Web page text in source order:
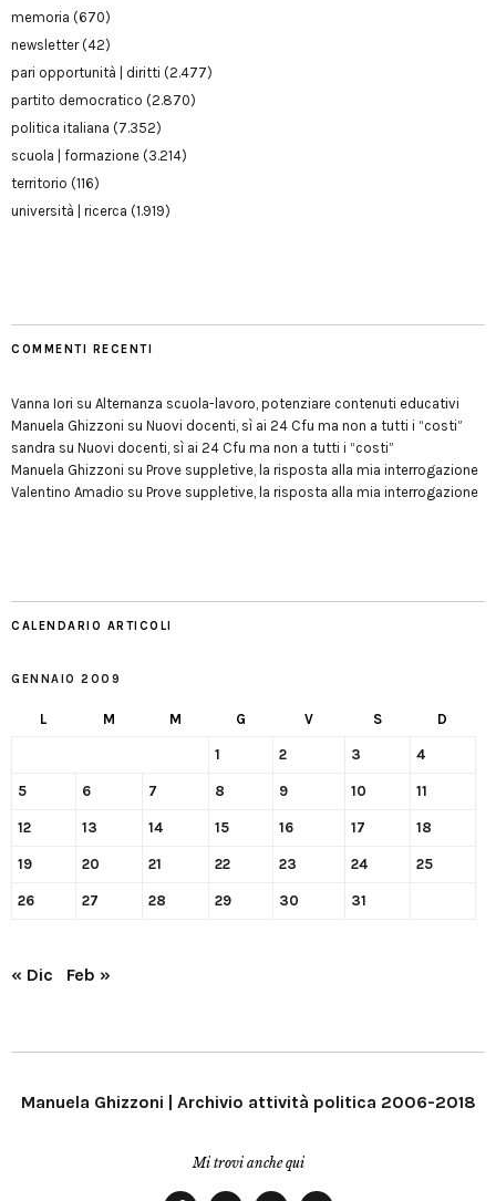
memoria (670)
newsletter(42)
pari opportunità | diritti (2.477)
partito democratico (2.870)
politica italiana (7.352)
scuola | formazione (3.214)
territorio (116)
università | ricerca (1.919)
COMMENTI RECENTI
Vanna Iori su Alternanza scuola-lavoro, potenziare contenuti educativi
Manuela Ghizzoni su Nuovi docenti, sì ai 24 Cfu ma non a tutti i “costi”
sandra su Nuovi docenti, sì ai 24 Cfu ma non a tutti i “costi”
Manuela Ghizzoni su Prove suppletive, la risposta alla mia interrogazione
Valentino Amadio su Prove suppletive, la risposta alla mia interrogazione
CALENDARIO ARTICOLI
GENNAIO 2009
L M M G V S D
1 2 3 4
5 6 7 8 9 10 11
12 13 14 15 16 17 18
19 20 21 22 23 24 25
26 27 28 29 30 31
« Dic Feb »
Manuela Ghizzoni | Archivio attività politica 2006-2018
Mi trovi anche qui